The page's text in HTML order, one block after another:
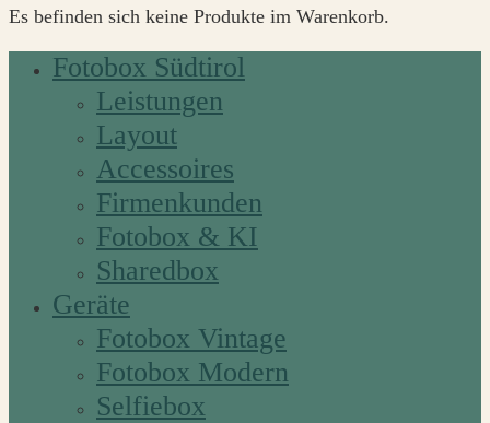
Es befinden sich keine Produkte im Warenkorb.
Fotobox Südtirol
Leistungen
Layout
Accessoires
Firmenkunden
Fotobox & KI
Sharedbox
Geräte
Fotobox Vintage
Fotobox Modern
Selfiebox